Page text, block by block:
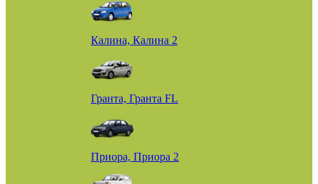
Калина, Калина 2
Гранта, Гранта FL
Приора, Приора 2